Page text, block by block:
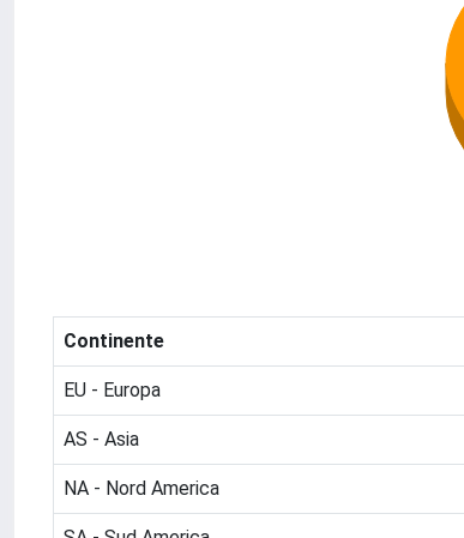
Continente
EU - Europa
AS - Asia
NA - Nord America